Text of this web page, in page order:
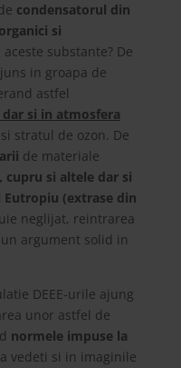
condensatorul din
si
substante? De
in groapa de
astfel
si in atmosfera
stratul de ozon. De
de materiale
si altele dar si
(extrase din
neglijat, reintrarea
argument solid in
DEEE-urile ajung
unor astfel de
normele impuse la
vedeti si in imaginile